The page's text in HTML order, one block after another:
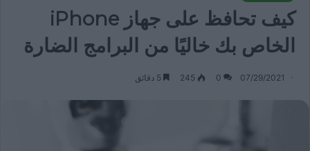
كيف تحافظ على جهاز iPhone
الخاص بك خاليًا من البرامج الضارة
07/29/2021
0
245